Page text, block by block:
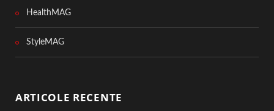
HealthMAG
StyleMAG
ARTICOLE RECENTE